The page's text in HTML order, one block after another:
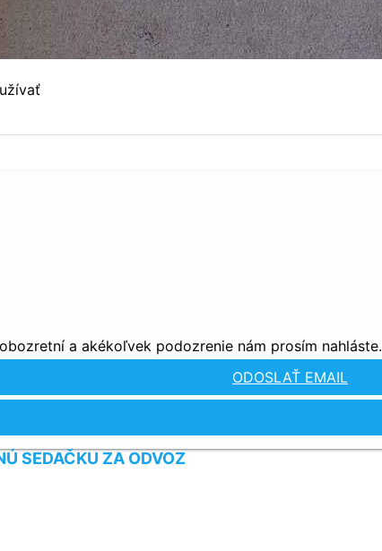
a akékoľvek podozrenie nám prosím nahláste.
ODOSLAŤ EMAIL
SEDAČKU ZA ODVOZ